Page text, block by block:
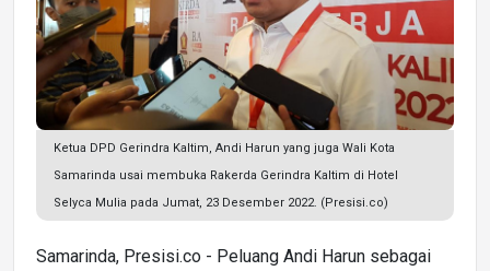
Ketua DPD Gerindra Kaltim, Andi Harun yang juga Wali Kota
Samarinda usai membuka Rakerda Gerindra Kaltim di Hotel
Selyca Mulia pada Jumat, 23 Desember 2022. (Presisi.co)
Samarinda, Presisi.co - Peluang Andi Harun sebagai